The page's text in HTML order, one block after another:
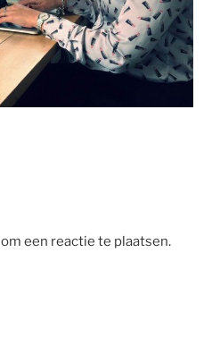
om een reactie te plaatsen.